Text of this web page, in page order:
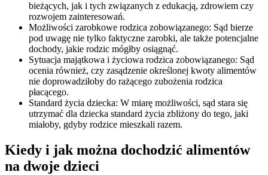
bieżących, jak i tych związanych z edukacją, zdrowiem czy
rozwojem zainteresowań.
Możliwości zarobkowe rodzica zobowiązanego: Sąd bierze
pod uwagę nie tylko faktyczne zarobki, ale także potencjalne
dochody, jakie rodzic mógłby osiągnąć.
Sytuacja majątkowa i życiowa rodzica zobowiązanego: Sąd
ocenia również, czy zasądzenie określonej kwoty alimentów
nie doprowadziłoby do rażącego zubożenia rodzica
płacącego.
Standard życia dziecka: W miarę możliwości, sąd stara się
utrzymać dla dziecka standard życia zbliżony do tego, jaki
miałoby, gdyby rodzice mieszkali razem.
Kiedy i jak można dochodzić alimentów
na dwoje dzieci